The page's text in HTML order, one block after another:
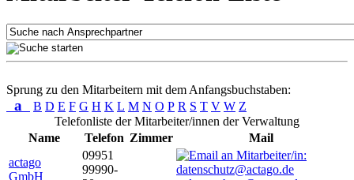
Sprung zu den Mitarbeitern mit dem Anfangsbuchstaben:
a B D E F G H K L M N O P R S T V W Z
Telefonliste der Mitarbeiter/innen der Verwaltung
Name
Telefon Zimmer
Mail
actago
GmbH
09951
99990-